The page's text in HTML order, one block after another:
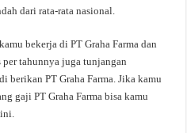
dari rata-rata nasional.
bekerja di PT Graha Farma dan
tahunnya juga tunjangan
berikan PT Graha Farma. Jika kamu
gaji PT Graha Farma bisa kamu